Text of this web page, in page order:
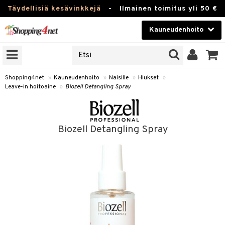
Täydellisiä kesävinkkejä - Ilmainen toimitus yli 50 €
Kauneudenhoito
Kauneudenhoito
Piilolinssit
Shopping4net » Kauneudenhoito » Naisille » Hiukset »
Leave-in hoitoaine » Biozell Detangling Spray
Biozell Detangling Spray